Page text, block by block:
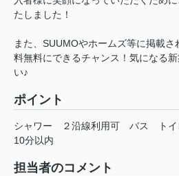
たしました！
また、SUUMOやホームズ等に掲載
料無料にできるチャンス！気になる
い♪
ポイント
シャワー ２沿線利用可 バス ト
10分以内
担当者のコメント